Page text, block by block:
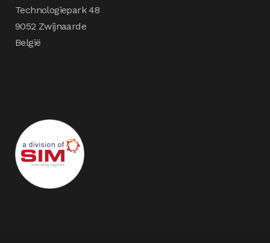
Technologiepark 48
9052 Zwijnaarde
België